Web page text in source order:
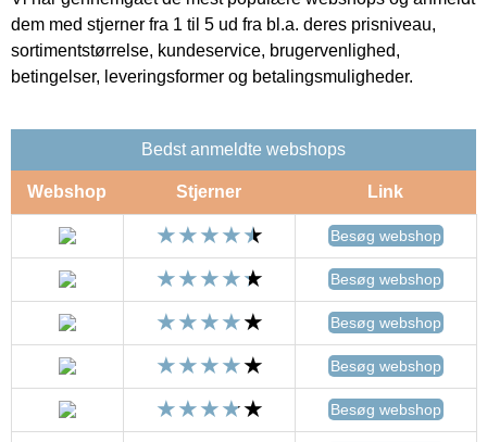
dem med stjerner fra 1 til 5 ud fra bl.a. deres prisniveau,
sortimentstørrelse, kundeservice, brugervenlighed,
betingelser, leveringsformer og betalingsmuligheder.
Bedst anmeldte webshops
Webshop Stjerner Link
Besøg webshop
Besøg webshop
Besøg webshop
Besøg webshop
Besøg webshop